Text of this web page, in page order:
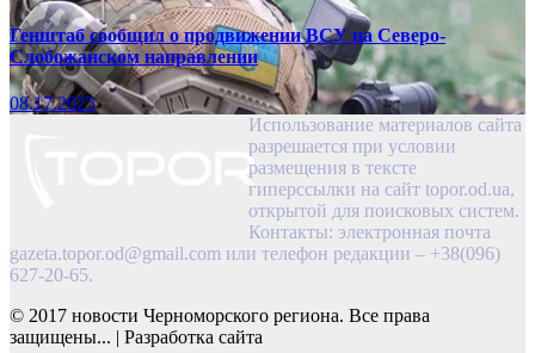
Генштаб сообщил о продвижении ВСУ на Северо-
Слобожанском направлении
08.17.2025
Использование материалов сайта
разрешается при условии
размещения в тексте
гиперссылки на сайт topor.od.ua,
открытой для поисковых систем.
Контакты: электронная почта
gazeta.topor.od@gmail.com или телефон редакции – +38(096)
627-20-65.
© 2017 новости Черноморского региона. Все права
защищены... | Разработка сайта